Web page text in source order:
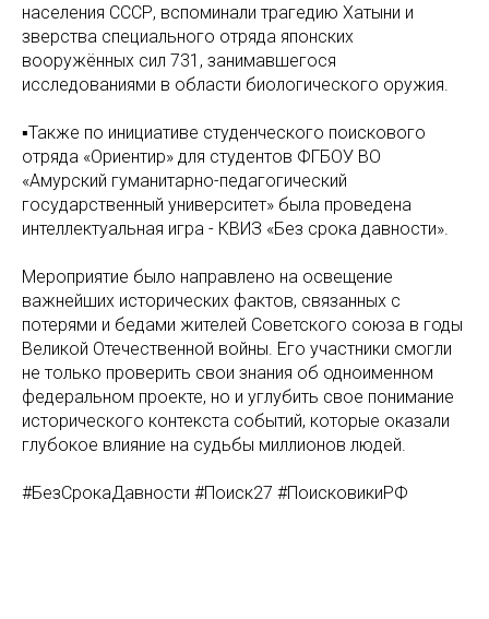
населения СССР, вспоминали трагедию Хатыни и
зверства специального отряда японских
вооружённых сил 731, занимавшегося
исследованиями в области биологического оружия.
▪️Также по инициативе студенческого поискового
отряда «Ориентир» для студентов ФГБОУ ВО
«Амурский гуманитарно-педагогический
государственный университет» была проведена
интеллектуальная игра - КВИЗ «Без срока давности».
Мероприятие было направлено на освещение
важнейших исторических фактов, связанных с
потерями и бедами жителей Советского союза в годы
Великой Отечественной войны. Его участники смогли
не только проверить свои знания об одноименном
федеральном проекте, но и углубить свое понимание
исторического контекста событий, которые оказали
глубокое влияние на судьбы миллионов людей.
#БезСрокаДавности #Поиск27 #ПоисковикиРФ